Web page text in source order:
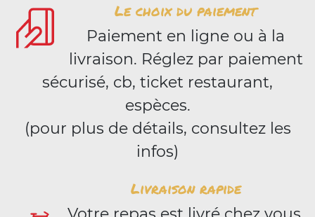
Le choix du paiement
Paiement en ligne ou à la
livraison. Réglez par paiement
sécurisé, cb, ticket restaurant,
espèces.
(pour plus de détails, consultez les
infos)
Livraison rapide